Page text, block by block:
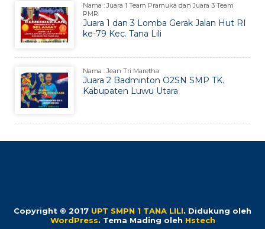
Nama : Juara 1 Team Pramuka dan Juara 3 Team
PMR
Juara 1 dan 3 Lomba Gerak Jalan Hut RI
ke-79 Kec. Tana Lili
Nama : Jean Tri Maretha
Juara 2 Badminton O2SN SMP TK.
Kabupaten Luwu Utara
Copyright © 2017 UPT SMPN 1 TANA LILI. Didukung oleh
WordPress. Tema Mading oleh Hstech